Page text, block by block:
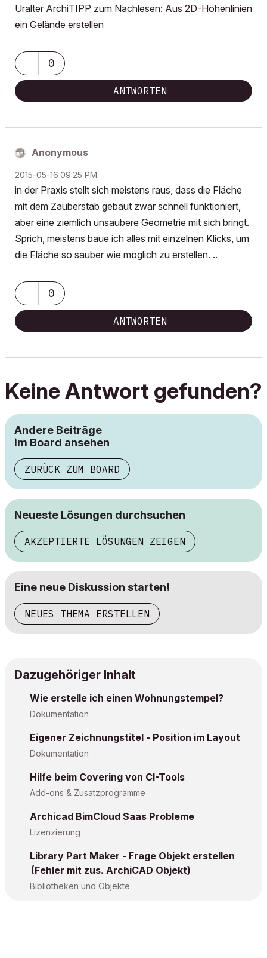
Uralter ArchiTIPP zum Nachlesen: Aus 2D-Höhenlinien
ein Gelände erstellen
0
ANTWORTEN
Anonymous
‎2015-05-16 09:25 PM
in der Praxis stellt sich meistens raus, dass die Fläche
mit dem Zauberstab gebaut zwar schnell funktioniert,
aber eine ziemlich unsaubere Geometrie mit sich bringt.
Sprich, meistens baue ich alles mit einzelnen Klicks, um
die Fläche so sauber wie möglich zu erstellen. ..
0
ANTWORTEN
Keine Antwort gefunden?
Andere Beiträge
im Board ansehen
ZURÜCK ZUM BOARD
Neueste Lösungen durchsuchen
AKZEPTIERTE LÖSUNGEN ZEIGEN
Eine neue Diskussion starten!
NEUES THEMA ERSTELLEN
Dazugehöriger Inhalt
Wie erstelle ich einen Wohnungstempel?
Dokumentation
Eigener Zeichnungstitel - Position im Layout
Dokumentation
Hilfe beim Covering von CI-Tools
Add-ons & Zusatzprogramme
Archicad BimCloud Saas Probleme
Lizenzierung
Library Part Maker - Frage Objekt erstellen
(Fehler mit zus. ArchiCAD Objekt)
Bibliotheken und Objekte